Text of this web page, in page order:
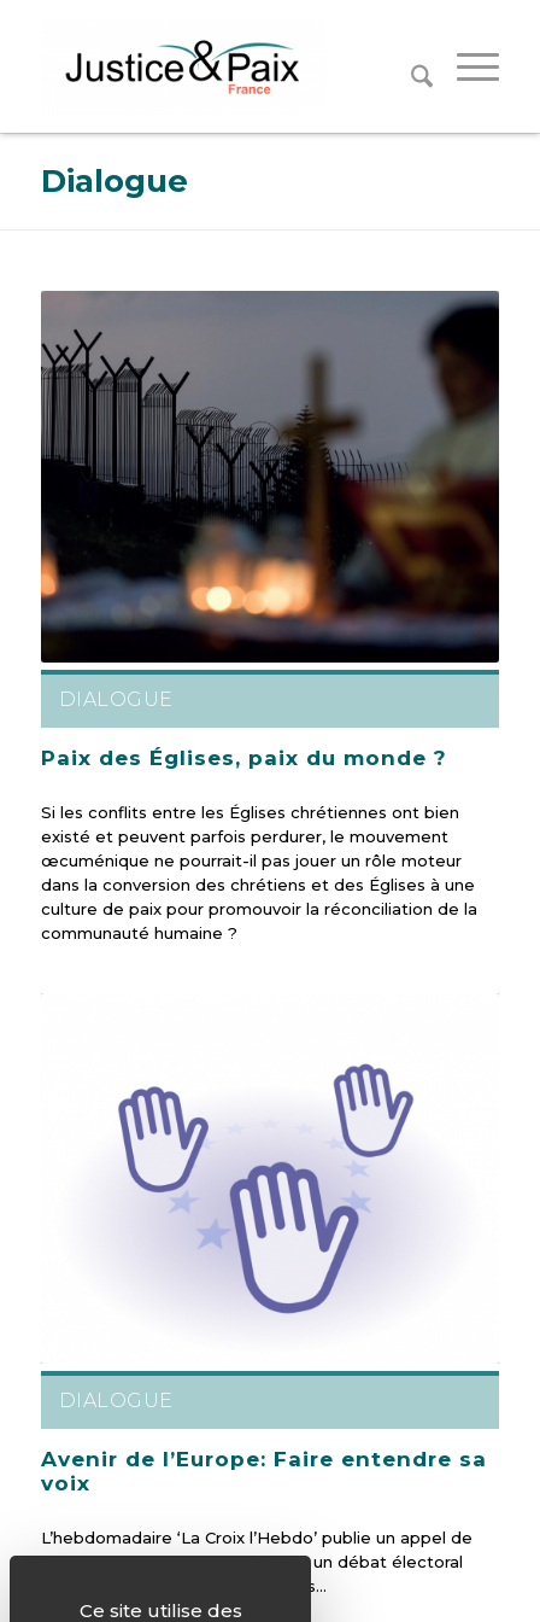
Dialogue
DIALOGUE
Paix des Églises, paix du monde ?
Si les conflits entre les Églises chrétiennes ont bien
existé et peuvent parfois perdurer, le mouvement
œcuménique ne pourrait-il pas jouer un rôle moteur
dans la conversion des chrétiens et des Églises à une
culture de paix pour promouvoir la réconciliation de la
communauté humaine ?
DIALOGUE
Avenir de l’Europe: Faire entendre sa
voix
L’hebdomadaire ‘La Croix l’Hebdo’ publie un appel de
100 personnalités françaises pour un débat électoral
serein.[1] Dix règles du jeu simples…
Ce site utilise des